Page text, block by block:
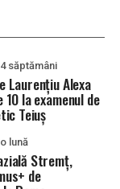
săptămâni
Laurențiu Alexa
la examenul de
Teiuș
lună
Stremț,
de